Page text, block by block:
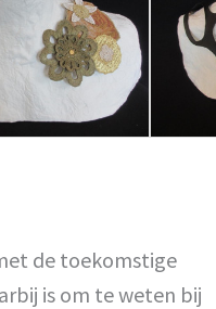
de toekomstige
is om te weten bij